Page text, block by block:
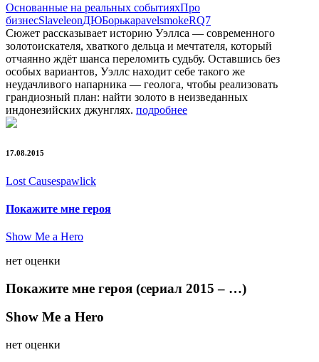
Основанные на реальных событияхПро
бизнесSlaveleonДЮБорькаpavelsmokeRQ7
Сюжет рассказывает историю Уэллса — современного
золотоискателя, хваткого дельца и мечтателя, который
отчаянно ждёт шанса переломить судьбу. Оставшись без
особых вариантов, Уэллс находит себе такого же
неудачливого напарника — геолога, чтобы реализовать
грандиозный план: найти золото в неизведанных
индонезийских джунглях. подробнее
17.08.2015
Lost Causespawlick
Покажите мне героя
Show Me a Hero
нет оценки
Покажите мне героя (сериал 2015 – …)
Show Me a Hero
нет оценки